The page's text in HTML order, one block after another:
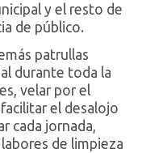
y el resto de
de público.
patrullas
durante toda la
velar por el
el desalojo
cada jornada,
de limpieza